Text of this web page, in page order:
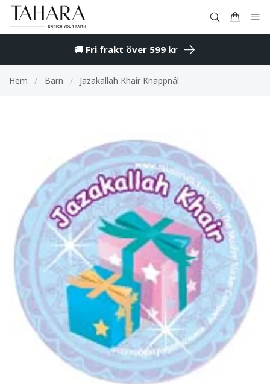
🚚 Fri frakt över 599 kr
Hem / Barn / Jazakallah Khair Knappnål